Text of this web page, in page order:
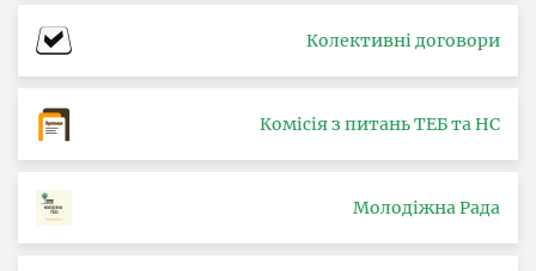
Колективні договори
Комісія з питань ТЕБ та НС
Молодіжна Рада